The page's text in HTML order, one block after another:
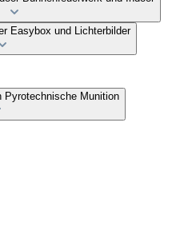
Easybox und Lichterbilder
Pyrotechnische Munition